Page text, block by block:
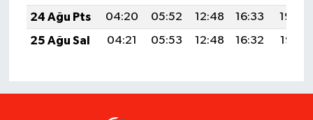
24 Ağu Pts
04:20 05:52 12:48 16:33
19:34
25 Ağu Sal
04:21 05:53 12:48 16:32 19:32